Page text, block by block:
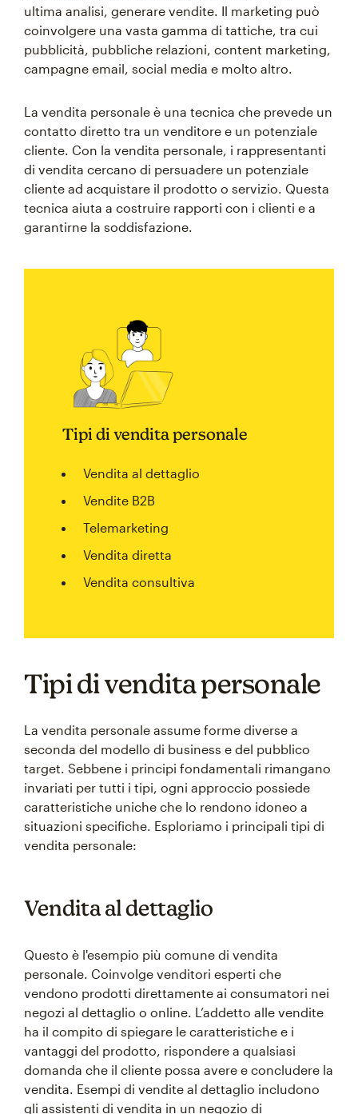
ultima analisi, generare vendite. Il marketing può
coinvolgere una vasta gamma di tattiche, tra cui
pubblicità, pubbliche relazioni, content marketing,
campagne email, social media e molto altro.
La vendita personale è una tecnica che prevede un
contatto diretto tra un venditore e un potenziale
cliente. Con la vendita personale, i rappresentanti
di vendita cercano di persuadere un potenziale
cliente ad acquistare il prodotto o servizio. Questa
tecnica aiuta a costruire rapporti con i clienti e a
garantirne la soddisfazione.
Tipi di vendita personale
Vendita al dettaglio
Vendite B2B
Telemarketing
Vendita diretta
Vendita consultiva
Tipi di vendita personale
La vendita personale assume forme diverse a
seconda del modello di business e del pubblico
target. Sebbene i principi fondamentali rimangano
invariati per tutti i tipi, ogni approccio possiede
caratteristiche uniche che lo rendono idoneo a
situazioni specifiche. Esploriamo i principali tipi di
vendita personale:
Vendita al dettaglio
Questo è l'esempio più comune di vendita
personale. Coinvolge venditori esperti che
vendono prodotti direttamente ai consumatori nei
negozi al dettaglio o online. L’addetto alle vendite
ha il compito di spiegare le caratteristiche e i
vantaggi del prodotto, rispondere a qualsiasi
domanda che il cliente possa avere e concludere la
vendita. Esempi di vendite al dettaglio includono
gli assistenti di vendita in un negozio di